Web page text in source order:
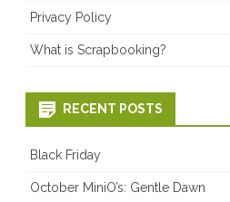
Privacy Policy
What is Scrapbooking?
RECENT POSTS
Black Friday
October MiniO’s: Gentle Dawn